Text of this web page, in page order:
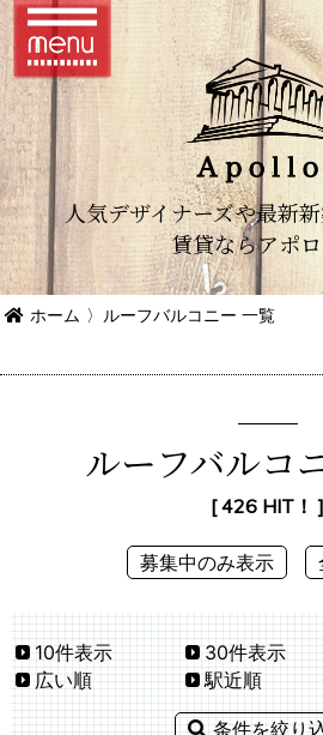
人気デザイナーズや最新
賃貸ならアポ
ホーム 〉 ルーフバルコニー 一覧
ルーフバルコ
[ 426 HIT！ ]
募集中のみ表示
10件表示 30件表示
広い順
駅近順
条件を絞り